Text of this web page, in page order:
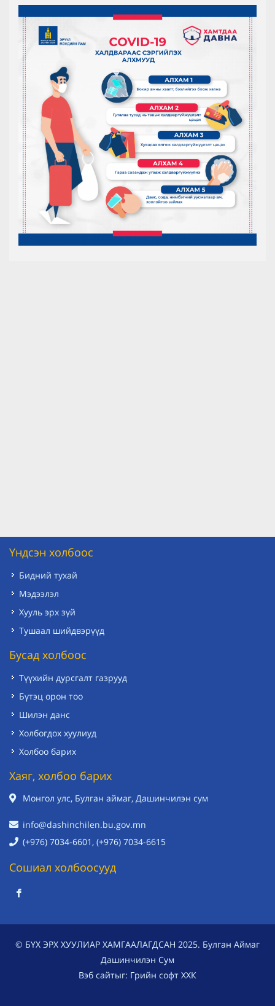
Үндсэн холбоос
Бидний тухай
Мэдээлэл
Хууль эрх зүй
Тушаал шийдвэрүүд
Бусад холбоос
Түүхийн дурсгалт газрууд
Бүтэц орон тоо
Шилэн данс
Холбогдох хуулиуд
Холбоо барих
Хаяг, холбоо барих
Монгол улс, Булган аймаг, Дашинчилэн сум
info@dashinchilen.bu.gov.mn
(+976) 7034-6601, (+976) 7034-6615
Сошиал холбоосууд
© БҮХ ЭРХ ХУУЛИАР ХАМГААЛАГДСАН 2025. Булган Аймаг
Дашинчилэн Сум
Вэб сайтыг: Грийн софт ХХК